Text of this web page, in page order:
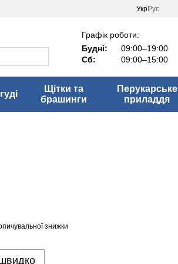
УкрРус
Графік роботи:
Будні:
09:00–19:00
Сб:
09:00–15:00
Щітки та
брашинги
Перукарське
приладдя
знижки